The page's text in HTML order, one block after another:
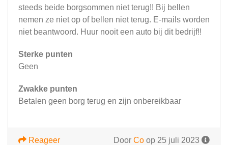
steeds beide borgsommen niet terug!! Bij bellen
nemen ze niet op of bellen niet terug. E-mails worden
niet beantwoord. Huur nooit een auto bij dit bedrijf!!
Sterke punten
Geen
Zwakke punten
Betalen geen borg terug en zijn onbereikbaar
Door Co op 25 juli 2023
Reageer